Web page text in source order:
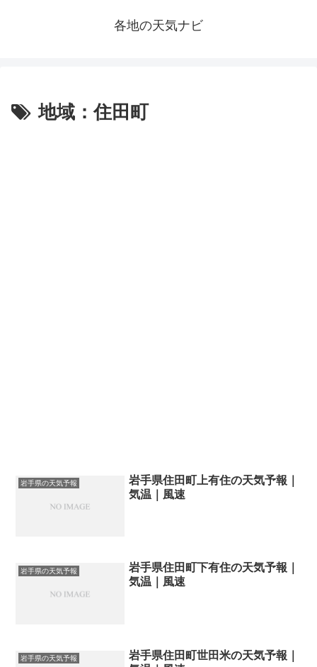
各地の天気ナビ
地域：住田町
岩手県の天気予報
岩手県住田町上有住の天気予報｜
気温｜風速
岩手県の天気予報
岩手県住田町下有住の天気予報｜
気温｜風速
岩手県の天気予報
岩手県住田町世田米の天気予報｜